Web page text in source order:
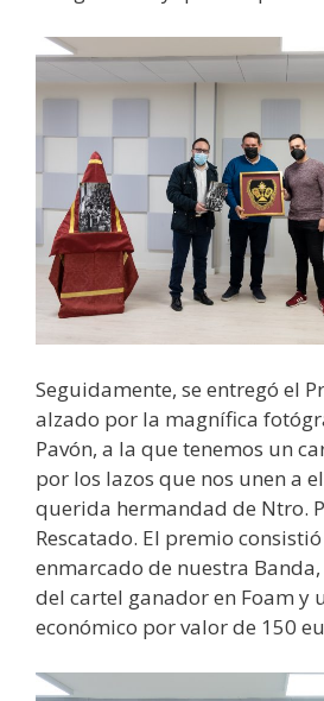
Seguidamente, se entregó el
alzado por la magnífica
Pavón, a la que tenemos un
por los lazos que nos unen a
querida hermandad de Ntro.
Rescatado. El premio
enmarcado de nuestra
del cartel ganador en Foam y
económico por valor de 150